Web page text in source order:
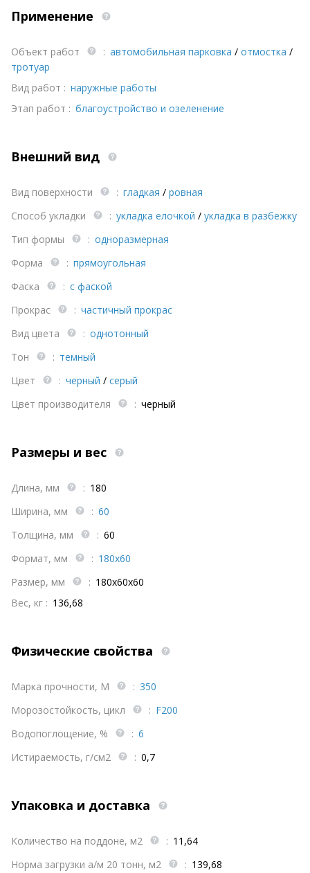
Применение
Объект работ : автомобильная парковка / отмостка /
тротуар
Вид работ : наружные работы
Этап работ : благоустройство и озеленение
Внешний вид
Вид поверхности : гладкая / ровная
Способ укладки
: укладка елочкой / укладка в разбежку
Тип формы
: одноразмерная
Форма
: прямоугольная
Фаска
: с фаской
Прокрас
: частичный прокрас
Вид цвета
: однотонный
Тон
: темный
Цвет
: черный / серый
Цвет производителя
: черный
Размеры и вес
Длина, мм : 180
Ширина, мм
: 60
Толщина, мм
: 60
Формат, мм
: 180х60
Размер, мм
: 180х60х60
Вес, кг : 136,68
Физические свойства
Марка прочности, М : 350
Морозостойкость, цикл
: F200
Водопоглощение, %
: 6
Истираемость, г/см2
: 0,7
Упаковка и доставка
Количество на поддоне, м2 : 11,64
Норма загрузки а/м 20 тонн, м2
: 139,68